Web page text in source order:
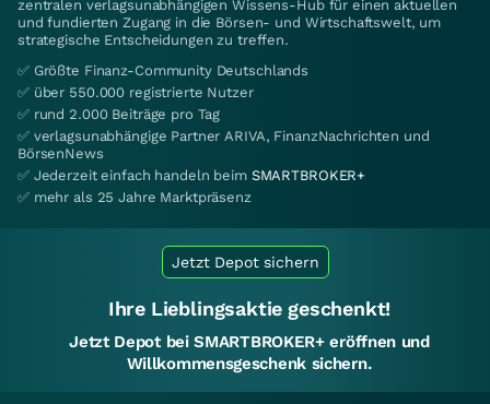
zentralen verlagsunabhängigen Wissens-Hub für einen aktuellen
und fundierten Zugang in die Börsen- und Wirtschaftswelt, um
strategische Entscheidungen zu treffen.
✅ Größte Finanz-Community Deutschlands
✅ über 550.000 registrierte Nutzer
✅ rund 2.000 Beiträge pro Tag
✅ verlagsunabhängige Partner ARIVA, FinanzNachrichten und
BörsenNews
✅ Jederzeit einfach handeln beim SMARTBROKER+
✅ mehr als 25 Jahre Marktpräsenz
Jetzt Depot sichern
Ihre Lieblingsaktie geschenkt!
Jetzt Depot bei SMARTBROKER+ eröffnen und
Willkommensgeschenk sichern.